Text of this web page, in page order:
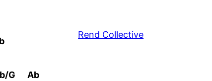
Rend Collective
G
Ab